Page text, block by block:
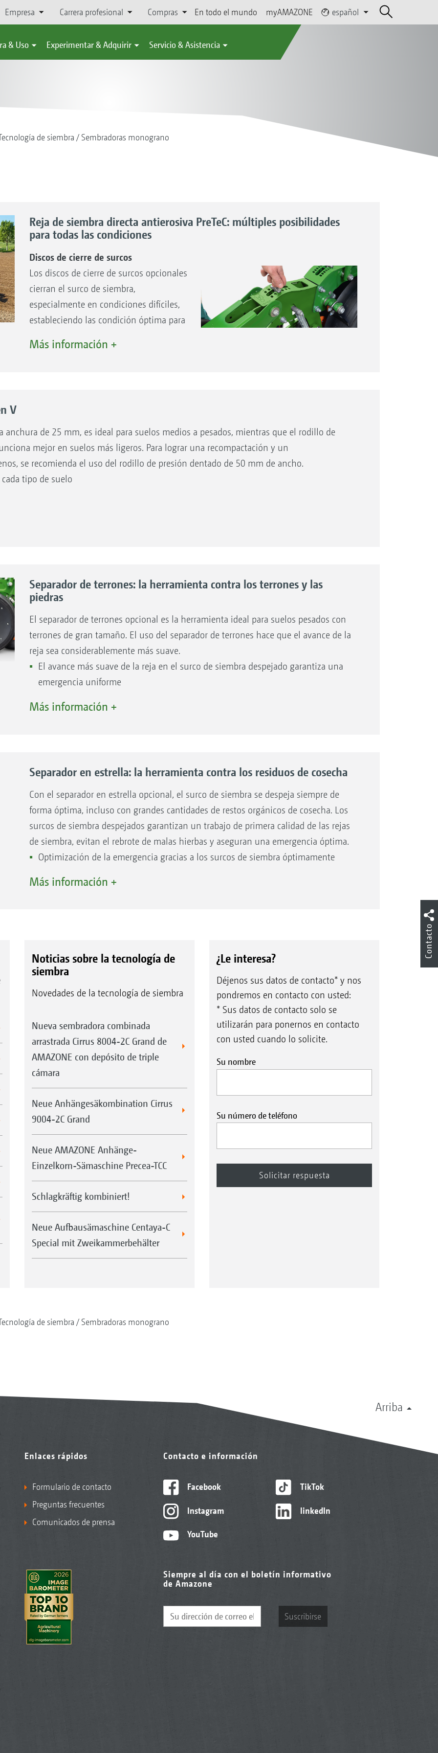
Empresa Carrera profesional Compras En todo el mundo myAMAZONE español
& Uso Experimentar & Adquirir Servicio & Asistencia
de siembra Sembradoras monograno
Reja de siembra directa antierosiva PreTeC: múltiples posibilidades
para todas las condiciones
Discos de cierre de surcos
Los discos de cierre de surcos opcionales
cierran el surco de siembra,
especialmente en condiciones difíciles,
estableciendo las condición óptima para
Optimización de la emergencia
Más información +
V
de 25 mm, es ideal para suelos medios a pesados, mientras que el rodillo de
mejor en suelos más ligeros. Para lograr una recompactación y un
se recomienda el uso del rodillo de presión dentado de 50 mm de ancho.
tipo de suelo
Separador de terrones: la herramienta contra los terrones y las
piedras
El separador de terrones opcional es la herramienta ideal para suelos pesados con
terrones de gran tamaño. El uso del separador de terrones hace que el avance de la
reja sea considerablemente más suave.
El avance más suave de la reja en el surco de siembra despejado garantiza una
emergencia uniforme
Más información +
Separador en estrella: la herramienta contra los residuos de cosecha
Con el separador en estrella opcional, el surco de siembra se despeja siempre de
forma óptima, incluso con grandes cantidades de restos orgánicos de cosecha. Los
surcos de siembra despejados garantizan un trabajo de primera calidad de las rejas
de siembra, evitan el rebrote de malas hierbas y aseguran una emergencia óptima.
Optimización de la emergencia gracias a los surcos de siembra óptimamente
Más información +
Noticias sobre la tecnología de
siembra
Novedades de la tecnología de siembra
Nueva sembradora combinada
arrastrada Cirrus 8004-2C Grand de
AMAZONE con depósito de triple
cámara
Neue Anhängesäkombination Cirrus
9004-2C Grand
Neue AMAZONE Anhänge-
Einzelkorn-Sämaschine Precea-TCC
Schlagkräftig kombiniert!
Neue Aufbausämaschine Centaya-C
Special mit Zweikammerbehälter
¿Le interesa?
Déjenos sus datos de contacto* y nos
pondremos en contacto con usted:
* Sus datos de contacto solo se
utilizarán para ponernos en contacto
con usted cuando lo solicite.
Su nombre
Su número de teléfono
de siembra Sembradoras monograno
Arriba
Enlaces rápidos
Formulario de contacto
Preguntas frecuentes
Comunicados de prensa
Contacto e información
Facebook
Instagram
YouTube
TikTok
linkedIn
Siempre al día con el boletín informativo
de Amazone
Suscribirse
Contacto